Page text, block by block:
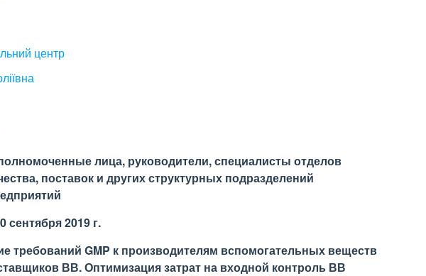
центр
лица, руководители, специалисты отделов
поставок и других структурных подразделений
сентября 2019 г.
требований GMP к производителям вспомогательных веществ
ВВ. Оптимизация затрат на входной контроль ВВ